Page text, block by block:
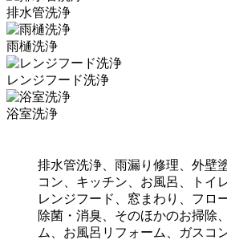
排水管洗浄
雨樋洗浄
レンジフード洗浄
浴室洗浄
排水管洗浄、雨漏り修理、外壁
コン、キッチン、お風呂、トイ
レンジフード、窓まわり、フロ
除菌・消臭、そのほかのお掃除
ム、お風呂リフォーム、ガスコ